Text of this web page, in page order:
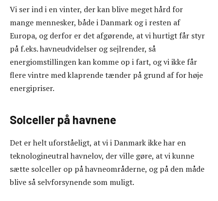
Vi ser ind i en vinter, der kan blive meget hård for
mange mennesker, både i Danmark og i resten af
Europa, og derfor er det afgørende, at vi hurtigt får styr
på f.eks. havneudvidelser og sejlrender, så
energiomstillingen kan komme op i fart, og vi ikke får
flere vintre med klaprende tænder på grund af for høje
energipriser.
Solceller på havnene
Det er helt uforståeligt, at vi i Danmark ikke har en
teknologineutral havnelov, der ville gøre, at vi kunne
sætte solceller op på havneområderne, og på den måde
blive så selvforsynende som muligt.